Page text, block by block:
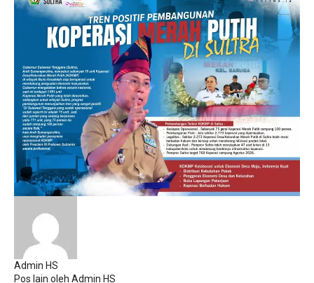
Admin HS
Pos lain oleh Admin HS